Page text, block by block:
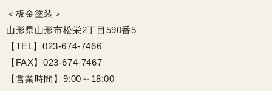
＜板金塗装＞
山形県山形市松栄2丁目590番5
【TEL】023-674-7466
【FAX】023-674-7467
【営業時間】9:00～18:00